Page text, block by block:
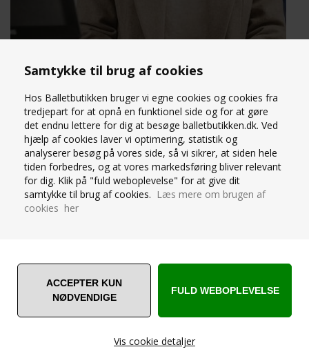
Samtykke til brug af cookies
Hos Balletbutikken bruger vi egne cookies og cookies fra
tredjepart for at opnå en funktionel side og for at gøre
det endnu lettere for dig at besøge balletbutikken.dk. Ved
hjælp af cookies laver vi optimering, statistik og
analyserer besøg på vores side, så vi sikrer, at siden hele
tiden forbedres, og at vores markedsføring bliver relevant
for dig. Klik på "fuld weboplevelse" for at give dit
samtykke til brug af cookies. Læs mere om brugen af
cookies her
Vis cookie detaljer